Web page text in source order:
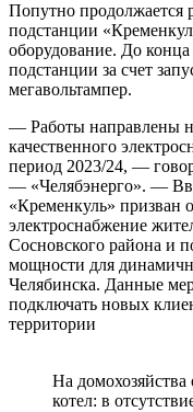
Попутно продолжается
подстанции
оборудование. До
подстанции за счет
мегавольтампер.
— Работы направлены
качественного
период 2023/24, —
— «Челябэнерго». —
«Кременкуль» призван
электроснабжение
Сосновского района и
мощности для
Челябинска. Данные
подключать новых
территории
На домохозяйства
котел: в